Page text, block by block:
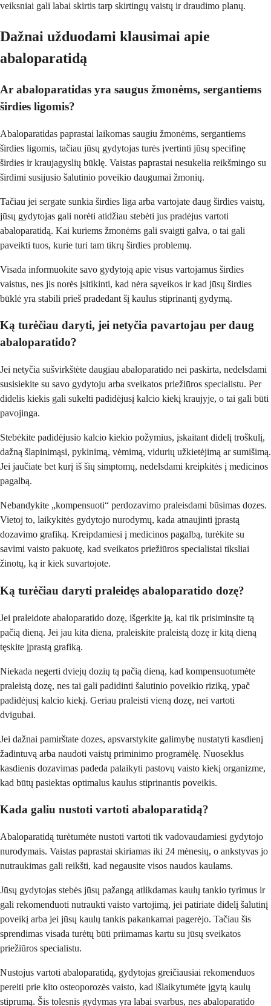
veiksniai gali labai skirtis tarp skirtingų vaistų ir draudimo planų.
Dažnai užduodami klausimai apie
abaloparatidą
Ar abaloparatidas yra saugus žmonėms, sergantiems
širdies ligomis?
Abaloparatidas paprastai laikomas saugiu žmonėms, sergantiems
širdies ligomis, tačiau jūsų gydytojas turės įvertinti jūsų specifinę
širdies ir kraujagyslių būklę. Vaistas paprastai nesukelia reikšmingo su
širdimi susijusio šalutinio poveikio daugumai žmonių.
Tačiau jei sergate sunkia širdies liga arba vartojate daug širdies vaistų,
jūsų gydytojas gali norėti atidžiau stebėti jus pradėjus vartoti
abaloparatidą. Kai kuriems žmonėms gali svaigti galva, o tai gali
paveikti tuos, kurie turi tam tikrų širdies problemų.
Visada informuokite savo gydytoją apie visus vartojamus širdies
vaistus, nes jis norės įsitikinti, kad nėra sąveikos ir kad jūsų širdies
būklė yra stabili prieš pradedant šį kaulus stiprinantį gydymą.
Ką turėčiau daryti, jei netyčia pavartojau per daug
abaloparatido?
Jei netyčia sušvirkštėte daugiau abaloparatido nei paskirta, nedelsdami
susisiekite su savo gydytoju arba sveikatos priežiūros specialistu. Per
didelis kiekis gali sukelti padidėjusį kalcio kiekį kraujyje, o tai gali būti
pavojinga.
Stebėkite padidėjusio kalcio kiekio požymius, įskaitant didelį troškulį,
dažną šlapinimąsi, pykinimą, vėmimą, vidurių užkietėjimą ar sumišimą.
Jei jaučiate bet kurį iš šių simptomų, nedelsdami kreipkitės į medicinos
pagalbą.
Nebandykite „kompensuoti“ perdozavimo praleisdami būsimas dozes.
Vietoj to, laikykitės gydytojo nurodymų, kada atnaujinti įprastą
dozavimo grafiką. Kreipdamiesi į medicinos pagalbą, turėkite su
savimi vaisto pakuotę, kad sveikatos priežiūros specialistai tiksliai
žinotų, ką ir kiek suvartojote.
Ką turėčiau daryti praleidęs abaloparatido dozę?
Jei praleidote abaloparatido dozę, išgerkite ją, kai tik prisiminsite tą
pačią dieną. Jei jau kita diena, praleiskite praleistą dozę ir kitą dieną
tęskite įprastą grafiką.
Niekada negerti dviejų dozių tą pačią dieną, kad kompensuotumėte
praleistą dozę, nes tai gali padidinti šalutinio poveikio riziką, ypač
padidėjusį kalcio kiekį. Geriau praleisti vieną dozę, nei vartoti
dvigubai.
Jei dažnai pamirštate dozes, apsvarstykite galimybę nustatyti kasdienį
žadintuvą arba naudoti vaistų priminimo programėlę. Nuoseklus
kasdienis dozavimas padeda palaikyti pastovų vaisto kiekį organizme,
kad būtų pasiektas optimalus kaulus stiprinantis poveikis.
Kada galiu nustoti vartoti abaloparatidą?
Abaloparatidą turėtumėte nustoti vartoti tik vadovaudamiesi gydytojo
nurodymais. Vaistas paprastai skiriamas iki 24 mėnesių, o ankstyvas jo
nutraukimas gali reikšti, kad negausite visos naudos kaulams.
Jūsų gydytojas stebės jūsų pažangą atlikdamas kaulų tankio tyrimus ir
gali rekomenduoti nutraukti vaisto vartojimą, jei patiriate didelį šalutinį
poveikį arba jei jūsų kaulų tankis pakankamai pagerėjo. Tačiau šis
sprendimas visada turėtų būti priimamas kartu su jūsų sveikatos
priežiūros specialistu.
Nustojus vartoti abaloparatidą, gydytojas greičiausiai rekomenduos
pereiti prie kito osteoporozės vaisto, kad išlaikytumėte įgytą kaulų
stiprumą. Šis tolesnis gydymas yra labai svarbus, nes abaloparatido